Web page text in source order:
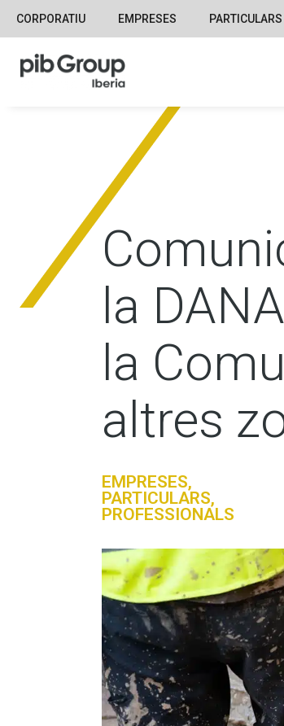
CORPORATIU EMPRESES PARTICULARS
la
la
altres
EMPRESES,
PARTICULARS,
PROFESSIONALS